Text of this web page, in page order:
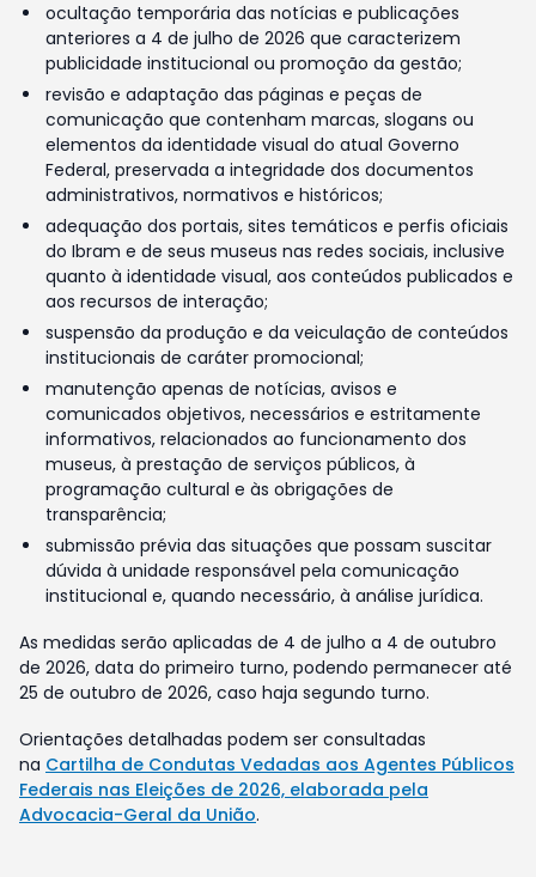
ocultação temporária das notícias e publicações
anteriores a 4 de julho de 2026 que caracterizem
publicidade institucional ou promoção da gestão;
revisão e adaptação das páginas e peças de
comunicação que contenham marcas, slogans ou
elementos da identidade visual do atual Governo
Federal, preservada a integridade dos documentos
administrativos, normativos e históricos;
adequação dos portais, sites temáticos e perfis oficiais
do Ibram e de seus museus nas redes sociais, inclusive
quanto à identidade visual, aos conteúdos publicados e
aos recursos de interação;
suspensão da produção e da veiculação de conteúdos
institucionais de caráter promocional;
manutenção apenas de notícias, avisos e
comunicados objetivos, necessários e estritamente
informativos, relacionados ao funcionamento dos
museus, à prestação de serviços públicos, à
programação cultural e às obrigações de
transparência;
submissão prévia das situações que possam suscitar
dúvida à unidade responsável pela comunicação
institucional e, quando necessário, à análise jurídica.
As medidas serão aplicadas de 4 de julho a 4 de outubro
de 2026, data do primeiro turno, podendo permanecer até
25 de outubro de 2026, caso haja segundo turno.
Orientações detalhadas podem ser consultadas
na Cartilha de Condutas Vedadas aos Agentes Públicos
Federais nas Eleições de 2026, elaborada pela
Advocacia-Geral da União.